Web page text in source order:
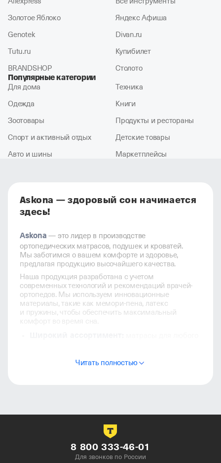
Золотое Яблоко Яндекс Афиша
Genotek Divan.ru
Tutu.ru Купибилет
BRANDSHOP Столото
Популярные категории
Для дома Техника
Одежда Книги
Зоотовары Продукты и рестораны
Спорт и активный отдых Детские товары
Авто и шины Маркетплейсы
Askona — здоровый сон начинается
здесь!
Askona — это лидер в производстве
ортопедических матрасов, подушек и кроватей.
Мы заботимся о вашем комфорте и здоровье,
предлагая продукцию высочайшего качества.
Наша продукция разработана с учетом
современных технологий и рекомендаций врачей-
ортопедов. Мы используем инновационные
материалы, такие как мемори-пена, латекс
и пружины, чтобы обеспечить максимальный
кровати и другая мебель для спальни.
мы используем только
безопасные материалы, которые не вызывают
аллергию и не вредят окружающей среде.
Читать полностью
8 800 333-46-01
Для звонков по России